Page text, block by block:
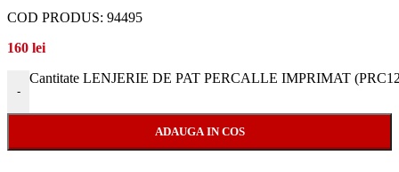
COD PRODUS: 94495
160 lei
-
Cantitate LENJERIE DE PAT PERCALLE IMPRIMAT
ADAUGA IN COS